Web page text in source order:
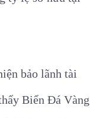
bảo lãnh tài
Biển Đá Vàng